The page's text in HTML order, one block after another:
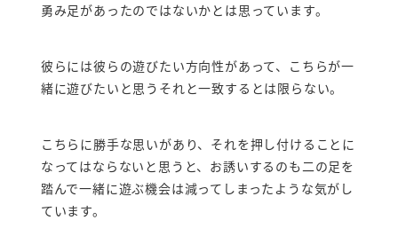
勇み足があったのではないかとは思っています。
彼らには彼らの遊びたい方向性があって、こちらが一
緒に遊びたいと思うそれと一致するとは限らない。
こちらに勝手な思いがあり、それを押し付けることに
なってはならないと思うと、お誘いするのも二の足を
踏んで一緒に遊ぶ機会は減ってしまったような気がし
ています。